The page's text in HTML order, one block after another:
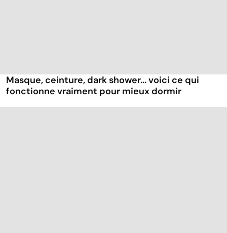
Masque, ceinture, dark shower... voici ce qui
fonctionne vraiment pour mieux dormir